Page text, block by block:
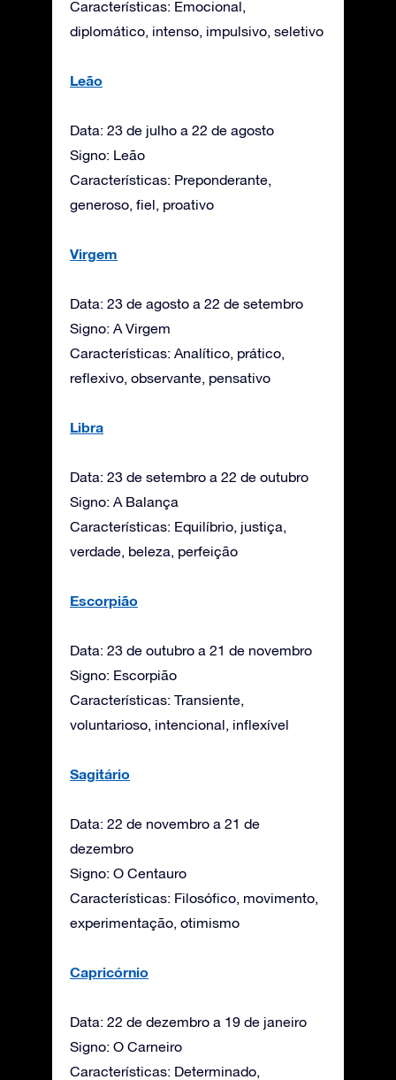
Características: Emocional,
diplomático, intenso, impulsivo, seletivo
Leão
Data: 23 de julho a 22 de agosto
Signo: Leão
Características: Preponderante,
generoso, fiel, proativo
Virgem
Data: 23 de agosto a 22 de setembro
Signo: A Virgem
Características: Analítico, prático,
reflexivo, observante, pensativo
Libra
Data: 23 de setembro a 22 de outubro
Signo: A Balança
Características: Equilíbrio, justiça,
verdade, beleza, perfeição
Escorpião
Data: 23 de outubro a 21 de novembro
Signo: Escorpião
Características: Transiente,
voluntarioso, intencional, inflexível
Sagitário
Data: 22 de novembro a 21 de
dezembro
Signo: O Centauro
Características: Filosófico, movimento,
experimentação, otimismo
Capricórnio
Data: 22 de dezembro a 19 de janeiro
Signo: O Carneiro
Características: Determinado,